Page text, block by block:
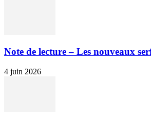
Note de lecture – Les nouveaux
4 juin 2026